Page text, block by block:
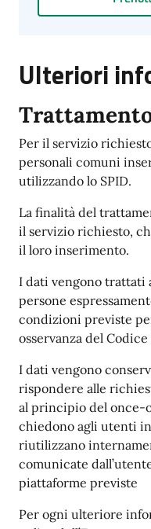
Ulteriori
Per il servizio
personali comuni
utilizzando lo SPID.
La finalità del
il servizio richiesto,
il loro inserimento.
I dati vengono trattati
persone
condizioni previste
osservanza del
I dati vengono
rispondere alle
al principio del once-
chiedono agli utenti
riutilizzano
comunicate
piattaforme previste
Per ogni ulteriore